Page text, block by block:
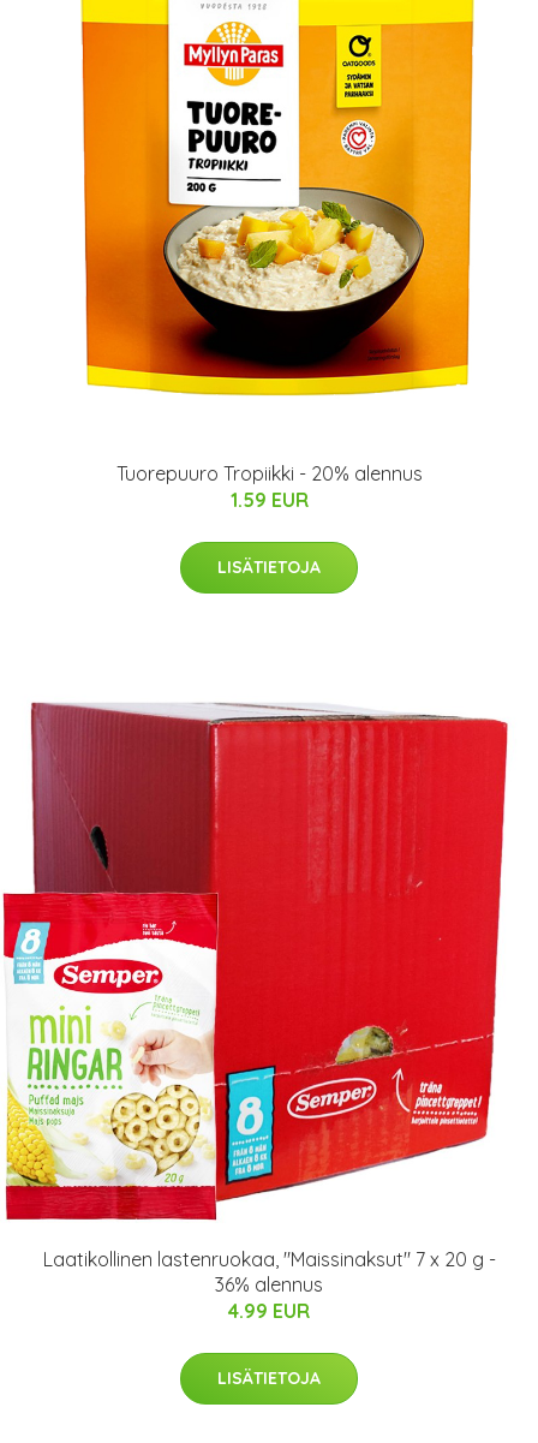
Tuorepuuro Tropiikki - 20% alennus
1.59 EUR
LISÄTIETOJA
Laatikollinen lastenruokaa, "Maissinaksut" 7 x 20 g -
36% alennus
4.99 EUR
LISÄTIETOJA